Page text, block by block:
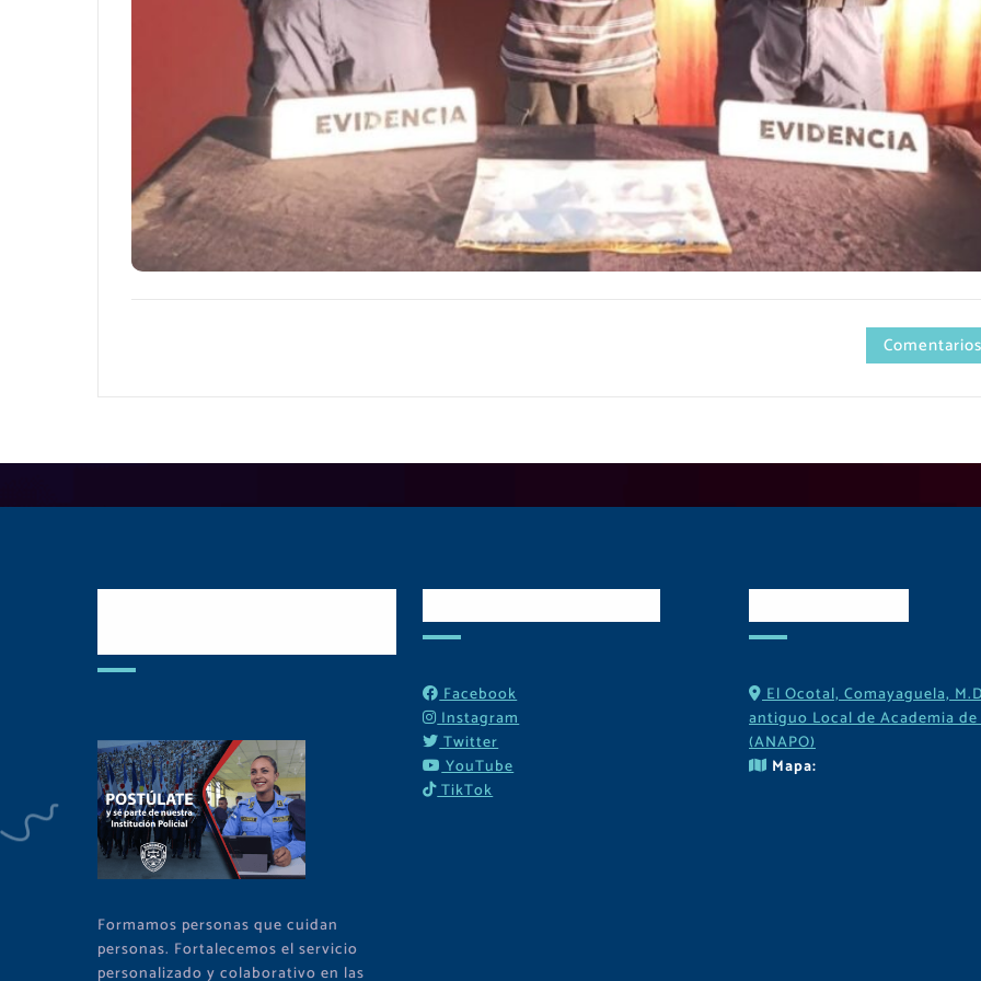
Formamos personas que cuidan
personas. Fortalecemos el servicio
personalizado y colaborativo en las
Facebook
Instagram
Twitter
YouTube
TikTok
El Ocotal, Comayaguela,
antiguo Local de Academia
(ANAPO)
Mapa: